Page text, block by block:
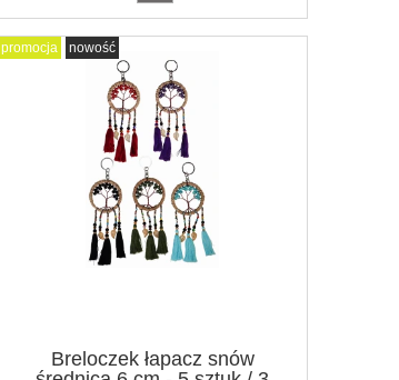
Breloczek łapacz snów
promocja nowość